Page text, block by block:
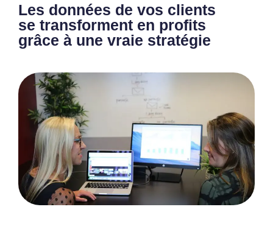
Les données de vos clients
se transforment en profits
grâce à une vraie stratégie